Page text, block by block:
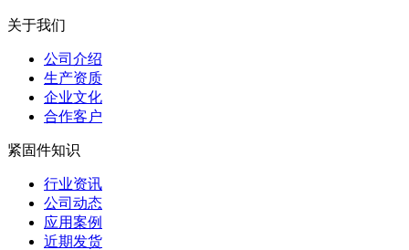
关于我们
公司介绍
生产资质
企业文化
合作客户
紧固件知识
行业资讯
公司动态
应用案例
近期发货